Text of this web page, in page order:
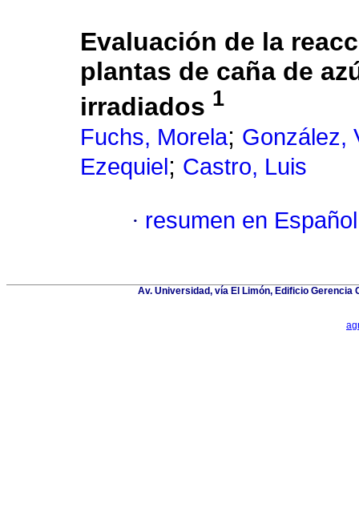
Evaluación de la
plantas de caña de
irradiados 1
Fuchs, Morela; González,
Ezequiel; Castro, Luis
· resumen en Español
Av. Universidad, vía El Limón, Edificio Gerencia